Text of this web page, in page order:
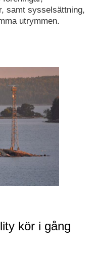
samt sysselsättning,
utrymmen.
kör i gång